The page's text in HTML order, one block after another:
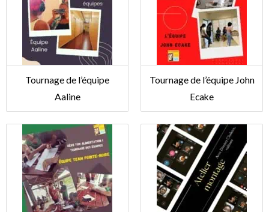
Tournage de l’équipe
Aaline
Tournage de l’équipe John
Ecake